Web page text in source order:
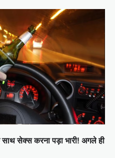
साथ सेक्स करना पड़ा भारी! अगले ही